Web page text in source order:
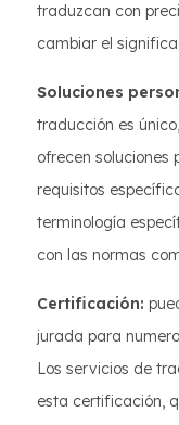
traduzcan con
cambiar el
Soluciones
traducción es
ofrecen soluciones
requisitos
terminología
con las normas
Certificación:
jurada para
Los servicios de
esta certificación,